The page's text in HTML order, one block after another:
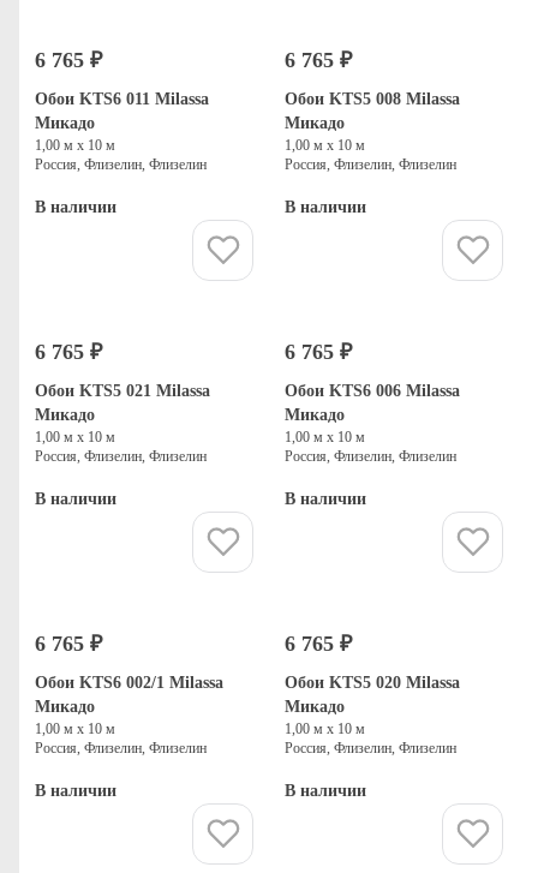
6 765 ₽
Обои KTS6 011 Milassa
Микадо
1,00 м х 10 м
Россия, Флизелин, Флизелин
В наличии
6 765 ₽
Обои KTS5 008 Milassa
Микадо
1,00 м х 10 м
Россия, Флизелин, Флизелин
В наличии
6 765 ₽
Обои KTS5 021 Milassa
Микадо
1,00 м х 10 м
Россия, Флизелин, Флизелин
В наличии
6 765 ₽
Обои KTS6 006 Milassa
Микадо
1,00 м х 10 м
Россия, Флизелин, Флизелин
В наличии
6 765 ₽
Обои KTS6 002/1 Milassa
Микадо
1,00 м х 10 м
Россия, Флизелин, Флизелин
В наличии
6 765 ₽
Обои KTS5 020 Milassa
Микадо
1,00 м х 10 м
Россия, Флизелин, Флизелин
В наличии